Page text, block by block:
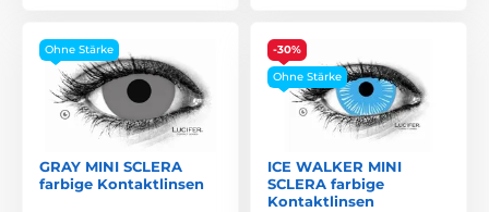
Ohne Stärke
GRAY MINI SCLERA
farbige Kontaktlinsen
-30%
Ohne Stärke
ICE WALKER MINI
SCLERA farbige
Kontaktlinsen